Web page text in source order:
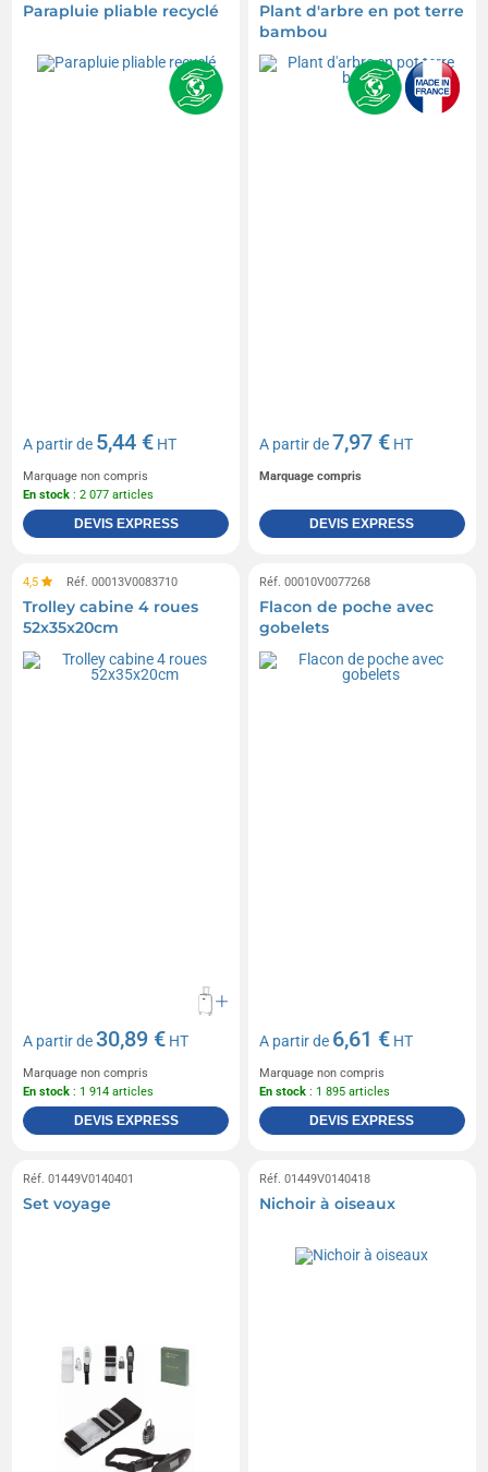
Parapluie pliable recyclé
A partir de 5,44 € HT
Marquage non compris
En stock : 2 077 articles
DEVIS EXPRESS
Plant d'arbre en pot terre
bambou
A partir de7,97 € HT
Marquage compris
DEVIS EXPRESS
4,5 Réf. 00013V0083710
Trolley cabine 4 roues
52x35x20cm
A partir de30,89 € HT
Marquage non compris
En stock : 1 914 articles
DEVIS EXPRESS
Réf. 00010V0077268
Flacon de poche avec
gobelets
A partir de 6,61 € HT
Marquage non compris
En stock : 1 895 articles
DEVIS EXPRESS
Réf. 01449V0140401
Set voyage
Réf. 01449V0140418
Nichoir à oiseaux